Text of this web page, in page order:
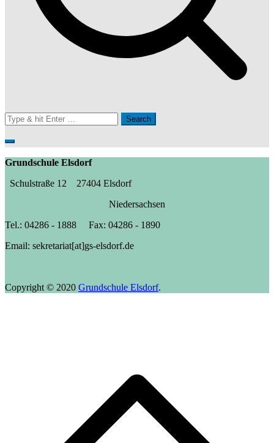
Search
for:
Grundschule Elsdorf
Schulstraße 12 27404 Elsdorf
Niedersachsen
Tel.: 04286 - 1888 Fax: 04286 - 1890
Email: sekretariat[at]gs-elsdorf.de
Copyright © 2020 Grundschule Elsdorf.